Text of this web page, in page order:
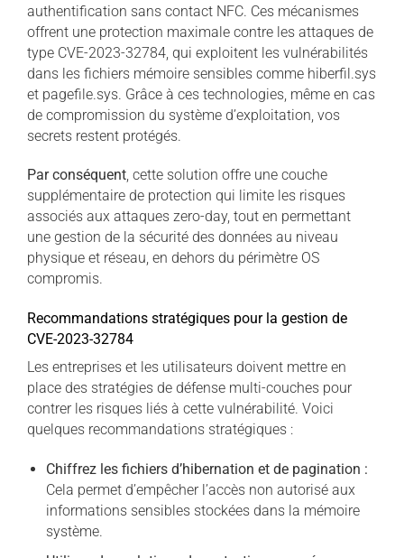
authentification sans contact NFC. Ces mécanismes
offrent une protection maximale contre les attaques de
type CVE-2023-32784, qui exploitent les vulnérabilités
dans les fichiers mémoire sensibles comme hiberfil.sys
et pagefile.sys. Grâce à ces technologies, même en cas
de compromission du système d’exploitation, vos
secrets restent protégés.
Par conséquent, cette solution offre une couche
supplémentaire de protection qui limite les risques
associés aux attaques zero-day, tout en permettant
une gestion de la sécurité des données au niveau
physique et réseau, en dehors du périmètre OS
compromis.
Recommandations stratégiques pour la gestion de
CVE-2023-32784
Les entreprises et les utilisateurs doivent mettre en
place des stratégies de défense multi-couches pour
contrer les risques liés à cette vulnérabilité. Voici
quelques recommandations stratégiques :
Chiffrez les fichiers d’hibernation et de pagination :
Cela permet d’empêcher l’accès non autorisé aux
informations sensibles stockées dans la mémoire
système.